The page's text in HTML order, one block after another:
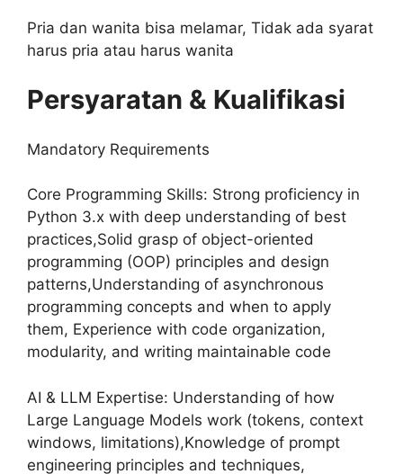
Pria dan wanita bisa melamar, Tidak ada syarat
harus pria atau harus wanita
Persyaratan & Kualifikasi
Mandatory Requirements
Core Programming Skills: Strong proficiency in
Python 3.x with deep understanding of best
practices,Solid grasp of object-oriented
programming (OOP) principles and design
patterns,Understanding of asynchronous
programming concepts and when to apply
them, Experience with code organization,
modularity, and writing maintainable code
AI & LLM Expertise: Understanding of how
Large Language Models work (tokens, context
windows, limitations),Knowledge of prompt
engineering principles and techniques,